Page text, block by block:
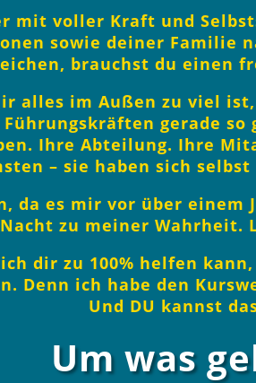
mit voller Kraft und
sowie deiner Familie
brauchst du einen
alles im Außen zu viel
gerade
Ihre Abteilung. Ihre
– sie haben sich
da es mir vor über einem
zu meiner Wahrheit.
dir zu 100% helfen
Denn ich habe den
Und DU kannst
Um was